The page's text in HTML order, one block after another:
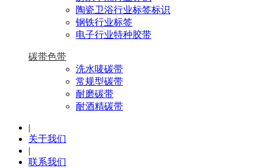
陶瓷卫浴行业标签标识
钢铁行业标签
电子行业特种胶带
碳带色带
洗水唛碳带
常规型碳带
耐磨碳带
耐酒精碳带
|
关于我们
|
联系我们